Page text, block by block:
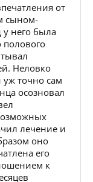
от
сыном-
у него была
полового
Неловко
уж точно сам
осозновал
лечение и
оно
его
к